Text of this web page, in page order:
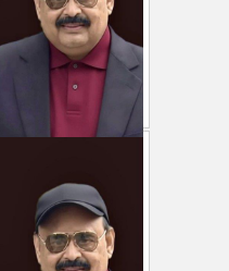
سے ہولی کھیلنابند کی جائے،
الطاف حسین...